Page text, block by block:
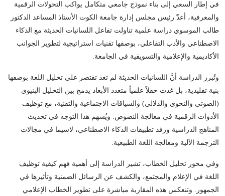
في إطار السعي إلى بناء نموذج جامعي متكامل يواكب التحولات الرقمية
والمعرفية، أعدّ رئيس مجلس إدارة جامعة الكوت الأستاذ المساعد الدكتور
طالب الموسوي دراسة علمية تناولت تفاعل اللسانيات الحديثة مع الذكاء
الاصطناعي والأدب التفاعلي، بوصفها تقنيات استراتيجية لتطوير الجوانب
الأكاديمية والإعلامية والتسويقية في الجامعة.
وتُبرز الدراسة أنَّ اللسانيات الحديثة لم تعد تقتصر على تحليل اللغة بوصفها
بنية تقليدية، بل غدت حقلاً علمياً متعدد الأبعاد يدمج بين التحليل البنيوي
(الصوتي والنحوي والدلالي) والسياقات الاجتماعية والتقنية، مع توظيف
الأدوات الرقمية في معالجة النصوص. ويُسهم هذا التوجه في تحديث
المناهج الدراسية ورفد تطبيقات الذكاء الاصطناعي، لاسيما في مجالات
الترجمة الآلية ومعالجة اللغة الطبيعية.
وفي محور تحليل الخطاب، تشير الدراسة إلى أهمية فهم كيفية توظيف
اللغة في الإعلام والمجتمع، والكشف عن الرسائل الضمنية وتأثيرها في
الجمهور. وتنعكس هذه المقاربة مباشرة على تطوير الخطاب الإعلامي